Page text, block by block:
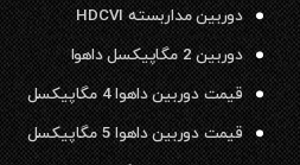
دوربین مداربسته HDCVI
دوربین 2 مگاپیکسل داهوا
قیمت دوربین داهوا 4 مگاپیکسل
قیمت دوربین داهوا 5 مگاپیکسل